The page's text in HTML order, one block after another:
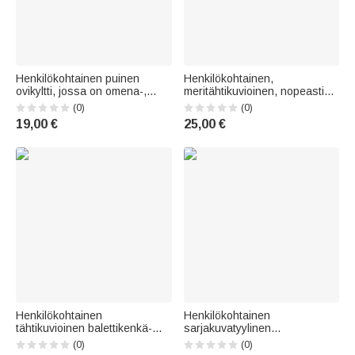
Henkilökohtainen puinen
ovikyltti, jossa on omena-,
päivänkakkara- ja pilvikuviot
sekä etu- ja sukunimi –
koulunaloitukseen tai
opettajalle
(0)
19,00 €
Henkilökohtainen,
meritähtikuvioinen, nopeasti
kuivuva morsiamen
rantapyyhe, jossa on nimi –
loma-, hää- ja häämatkalahja
(0)
25,00 €
Henkilökohtainen
tähtikuvioinen balettikenkä-
muotoinen täytettävä
(0)
Henkilökohtainen
sarjakuvatyylinen
valokuvasanapilvi,
(0)